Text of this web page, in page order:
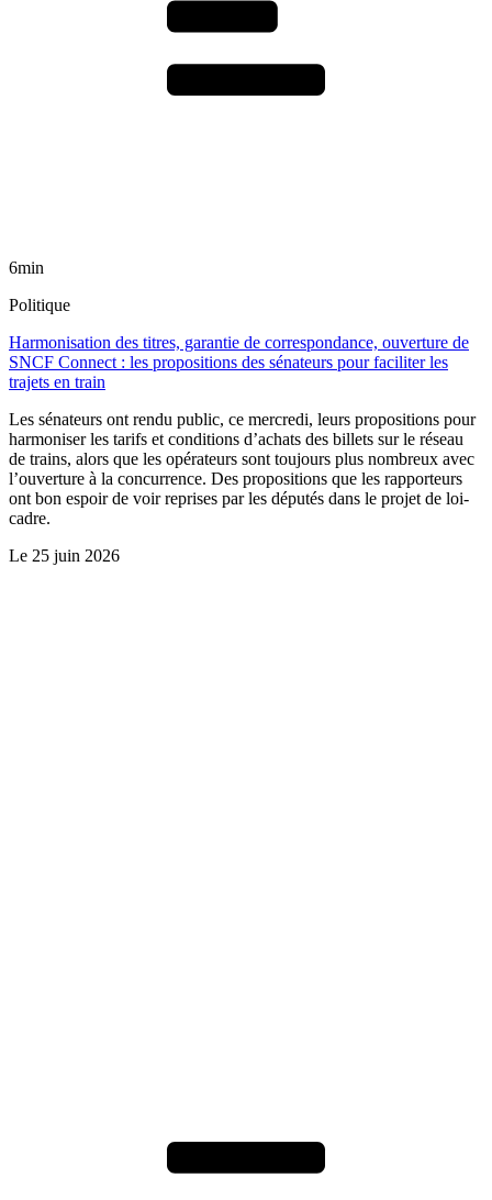
6min
Politique
Harmonisation des titres, garantie de correspondance, ouverture de
SNCF Connect : les propositions des sénateurs pour faciliter les
trajets en train
Les sénateurs ont rendu public, ce mercredi, leurs propositions pour
harmoniser les tarifs et conditions d’achats des billets sur le réseau
de trains, alors que les opérateurs sont toujours plus nombreux avec
l’ouverture à la concurrence. Des propositions que les rapporteurs
ont bon espoir de voir reprises par les députés dans le projet de loi-
cadre.
Le 25 juin 2026